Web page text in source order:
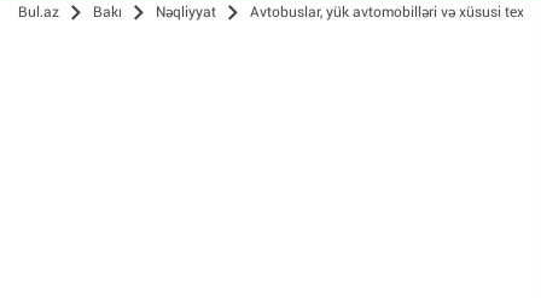
Bul.az Bakı Nəqliyyat Avtobuslar, yük avtomobilləri və xüsusi